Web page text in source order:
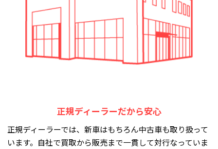
正規ディーラーだから安心
正規ディーラーでは、新車はもちろん中古車も取り扱って
います。自社で買取から販売まで一貫して対行なっていま